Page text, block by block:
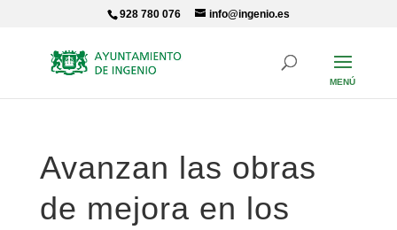
928 780 076 info@ingenio.es
Avanzan las obras
de mejora en los